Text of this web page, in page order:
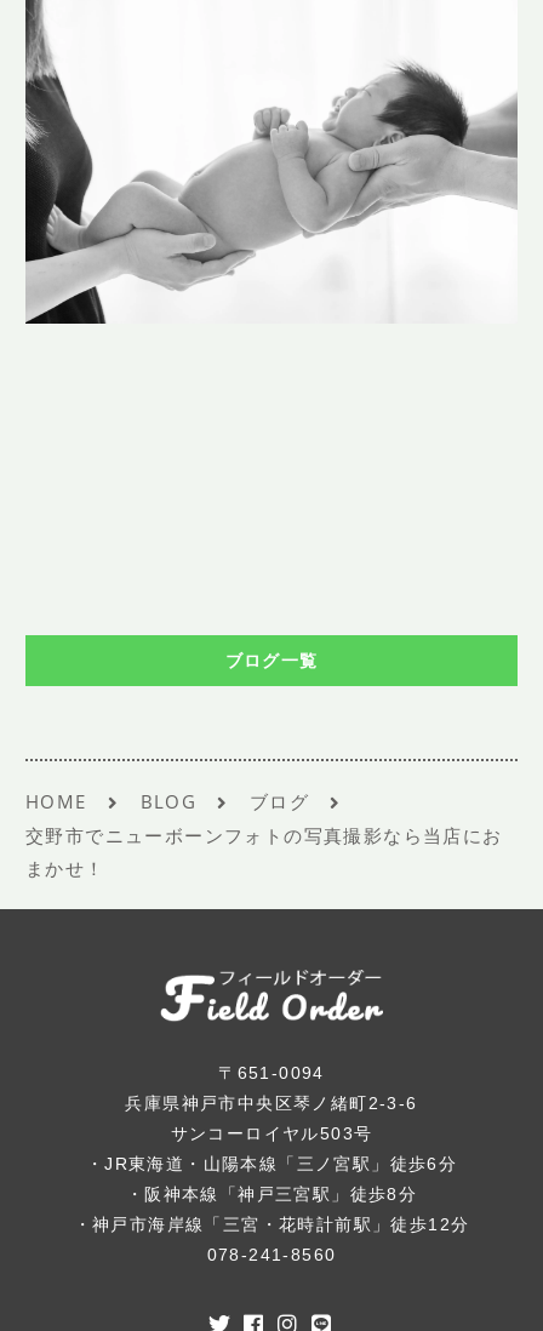
ブログ一覧
HOME BLOG
ブログ
交野市でニューボーンフォトの写真撮影なら当店にお
まかせ！
〒651-0094
兵庫県神戸市中央区琴ノ緒町2-3-6
サンコーロイヤル503号
・JR東海道・山陽本線「三ノ宮駅」徒歩6分
・阪神本線「神戸三宮駅」徒歩8分
・神戸市海岸線「三宮・花時計前駅」徒歩12分
078-241-8560